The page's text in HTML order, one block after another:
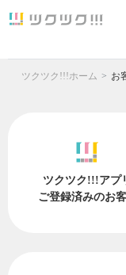
ツクツク!!!ホーム お
ツクツク!!!アプ
ご登録済みのお